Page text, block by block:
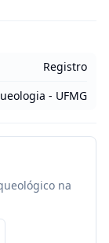
Registro
- UFMG
na